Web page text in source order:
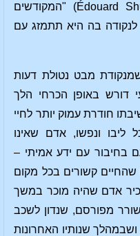
בספר של שאדוארד שורה (Édouard Shuré) "המקודשים
לנקודה בה היא תתמזג עם
מבט נטולת דעות
דורש באופן הכרחי הלך
חודרת עמוק יותר לחיי
ונפשו, אדם שאינו
בחיבור עם ידע אמיתי –
קשורים בכל מקום
אדם שהיה מוכר במשך
מפורסם, שנדון לשכב
שנותיו האחרונות